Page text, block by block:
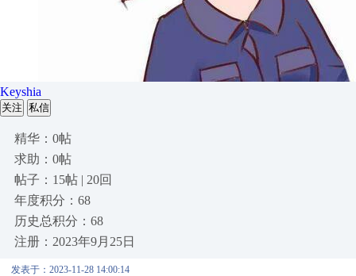
Keyshia
关注 私信
精华：0帖
求助：0帖
帖子：15帖 | 20回
年度积分：68
历史总积分：68
注册：2023年9月25日
发表于：2023-11-28 14:00:14